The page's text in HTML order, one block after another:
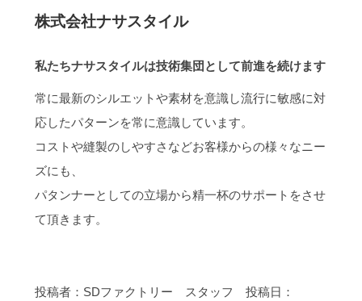
株式会社ナサスタイル
私たちナサスタイルは技術集団として前進を続けます
常に最新のシルエットや素材を意識し流行に敏感に対
応したパターンを常に意識しています。
コストや縫製のしやすさなどお客様からの様々なニー
ズにも、
パタンナーとしての立場から精一杯のサポートをさせ
て頂きます。
投稿者：SDファクトリー スタッフ 投稿日：